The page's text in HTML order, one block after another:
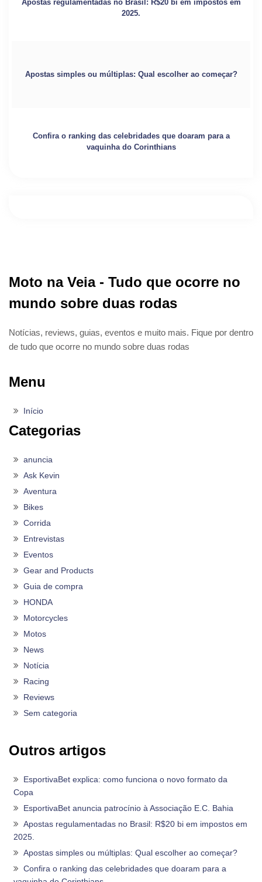
Apostas regulamentadas no Brasil: R$20 bi em impostos em
2025.
Apostas simples ou múltiplas: Qual escolher ao começar?
Confira o ranking das celebridades que doaram para a
vaquinha do Corinthians
Moto na Veia - Tudo que ocorre no
mundo sobre duas rodas
Notícias, reviews, guias, eventos e muito mais. Fique por dentro
de tudo que ocorre no mundo sobre duas rodas
Menu
Início
Categorias
anuncia
Ask Kevin
Aventura
Bikes
Corrida
Entrevistas
Eventos
Gear and Products
Guia de compra
HONDA
Motorcycles
Motos
News
Notícia
Racing
Reviews
Sem categoria
Outros artigos
EsportivaBet explica: como funciona o novo formato da
Copa
EsportivaBet anuncia patrocínio à Associação E.C. Bahia
Apostas regulamentadas no Brasil: R$20 bi em impostos em
2025.
Apostas simples ou múltiplas: Qual escolher ao começar?
Confira o ranking das celebridades que doaram para a